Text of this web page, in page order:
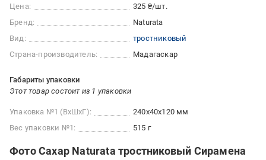
Цена:
325 ₴/шт.
Бренд:
Naturata
Вид:
тростниковый
Страна-производитель:
Мадагаскар
Габариты упаковки
Этот товар состоит из 1 упаковки
Упаковка №1 (ВхШхГ):
240x40x120 мм
Вес упаковки №1:
515 г
Фото Сахар Naturata тростниковый Сирамена